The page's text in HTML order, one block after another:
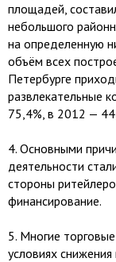
площадей,
небольшого
на определенную
объём всех
Петербурге
развлекательные
75,4%, в 2012 —
4.​ Основными
деятельности
стороны
финансирование.
5.​ Многие
условиях